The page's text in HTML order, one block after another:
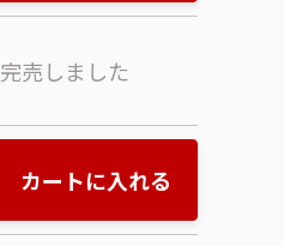
完売しました
カートに入れる